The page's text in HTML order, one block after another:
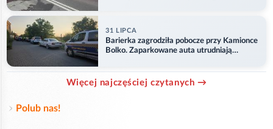
31 LIPCA
Barierka zagrodziła pobocze przy Kamionce
Bolko. Zaparkowane auta utrudniają
Więcej najczęściej czytanych →
Polub nas!